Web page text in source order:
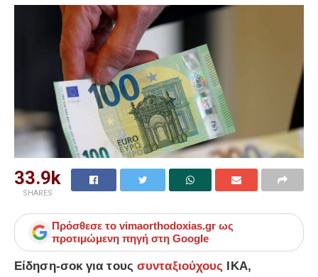
33.9k
SHARES
Πρόσθεσε το vimaorthodoxias.gr ως
προτιμώμενη πηγή στη Google
Είδηση-σοκ για τουςσυνταξιούχους ΙΚΑ,